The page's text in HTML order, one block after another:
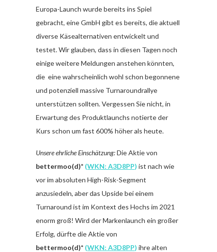
Europa-Launch wurde bereits ins Spiel
gebracht, eine GmbH gibt es bereits, die aktuell
diverse Käsealternativen entwickelt und
testet. Wir glauben, dass in diesen Tagen noch
einige weitere Meldungen anstehen könnten,
die eine wahrscheinlich wohl schon begonnene
und potenziell massive Turnaroundrallye
unterstützen sollten. Vergessen Sie nicht, in
Erwartung des Produktlaunchs notierte der
Kurs schon um fast 600% höher als heute.
Unsere ehrliche Einschätzung:Die Aktie von
bettermoo(d)* (WKN: A3D8PP) ist nach wie
vor im absoluten High-Risk-Segment
anzusiedeln, aber das Upside bei einem
Turnaround ist im Kontext des Hochs im 2021
enorm groß! Wird der Markenlaunch ein großer
Erfolg, dürfte die Aktie von
bettermoo(d)* (WKN: A3D8PP) ihre alten